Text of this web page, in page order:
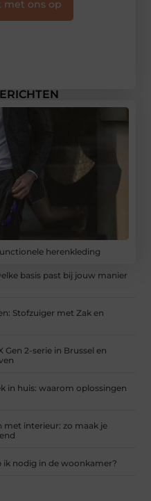
herenkleding
basis past bij jouw manier
Stofzuiger met Zak en
2-serie in Brussel en
in huis: waarom oplossingen
met interieur: zo maak je
ik nodig in de woonkamer?
met ons op